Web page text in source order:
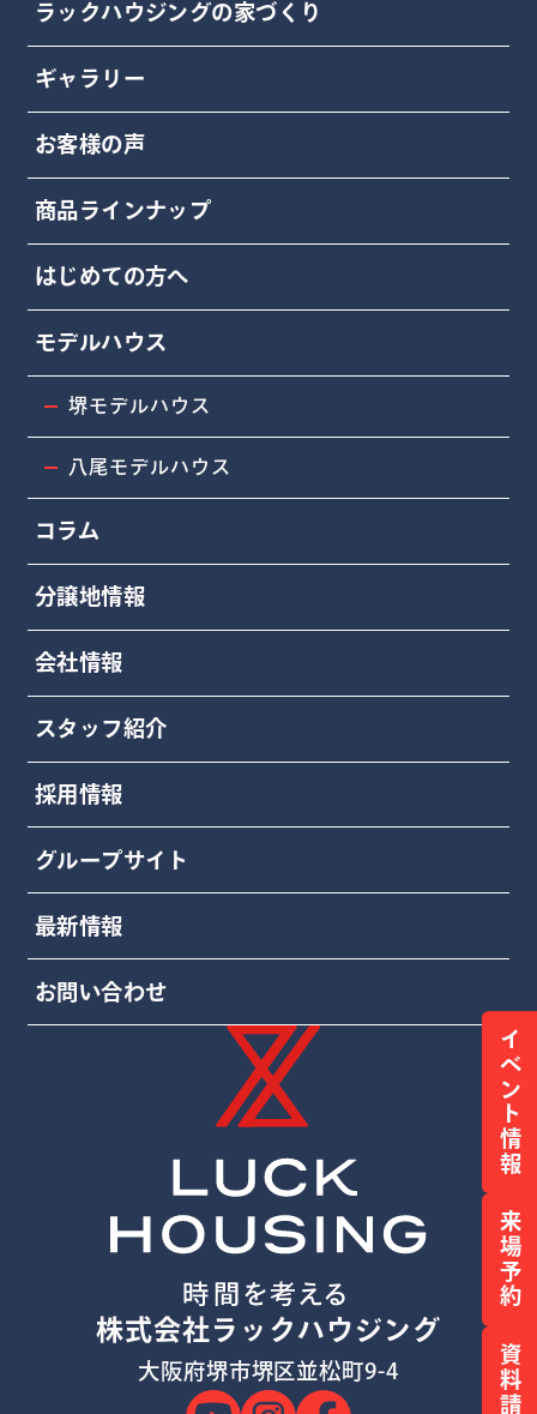
イベント情報
来場予約
資料請求
ラックハウジングの家づくり
ギャラリー
お客様の声
商品ラインナップ
はじめての方へ
モデルハウス
堺モデルハウス
八尾モデルハウス
コラム
分譲地情報
会社情報
スタッフ紹介
採用情報
グループサイト
最新情報
お問い合わせ
株式会社ラックハウジング
大阪府堺市堺区並松町9-4